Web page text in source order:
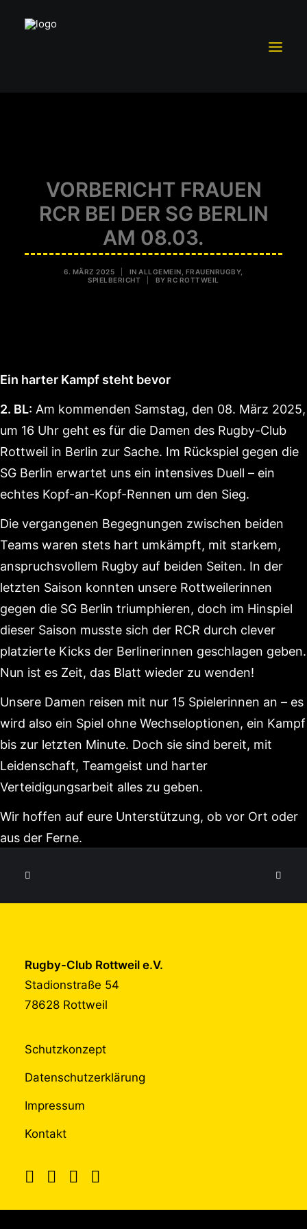
SCHUTZKONZEPT
FÖRDERVEREIN RCR E.V.
SPONSOREN UND PARTNER
VORSTAND
VORBERICHT FRAUEN
RCR BEI DER SG BERLIN
AM 08.03.
6. MÄRZ 2025 INALLGEMEIN FRAUENRUGBY,
SPIELBERICHT
BYRC ROTTWEIL
Ein harter Kampf steht bevor
2. BL: Am kommenden Samstag, den 08. März 2025,
um 16 Uhr geht es für die Damen des Rugby-Club
Rottweil in Berlin zur Sache. Im Rückspiel gegen die
SG Berlin erwartet uns ein intensives Duell – ein
echtes Kopf-an-Kopf-Rennen um den Sieg.
Die vergangenen Begegnungen zwischen beiden
Teams waren stets hart umkämpft, mit starkem,
anspruchsvollem Rugby auf beiden Seiten. In der
letzten Saison konnten unsere Rottweilerinnen
gegen die SG Berlin triumphieren, doch im Hinspiel
dieser Saison musste sich der RCR durch clever
platzierte Kicks der Berlinerinnen geschlagen geben.
Nun ist es Zeit, das Blatt wieder zu wenden!
Unsere Damen reisen mit nur 15 Spielerinnen an – es
wird also ein Spiel ohne Wechseloptionen, ein Kampf
bis zur letzten Minute. Doch sie sind bereit, mit
Leidenschaft, Teamgeist und harter
Verteidigungsarbeit alles zu geben.
Wir hoffen auf eure Unterstützung, ob vor Ort oder
aus der Ferne.
Rugby-Club Rottweil e.V.
Stadionstraße 54
78628 Rottweil
Schutzkonzept
Datenschutzerklärung
Impressum
Kontakt